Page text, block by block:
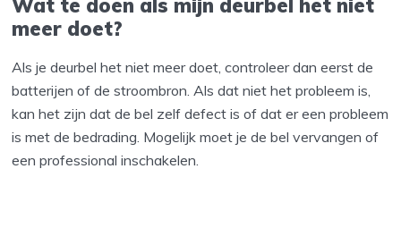
Wat te doen als mijn deurbel het niet
meer doet?
Als je deurbel het niet meer doet, controleer dan eerst de
batterijen of de stroombron. Als dat niet het probleem is,
kan het zijn dat de bel zelf defect is of dat er een probleem
is met de bedrading. Mogelijk moet je de bel vervangen of
een professional inschakelen.